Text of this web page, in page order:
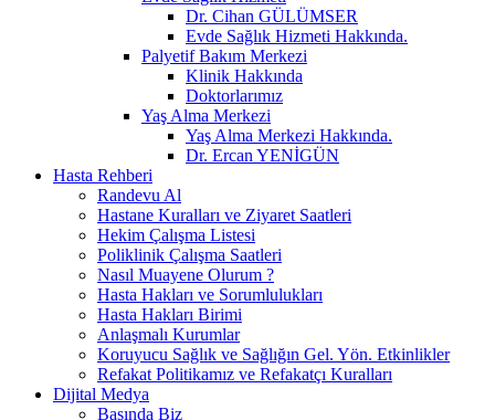
Dr. Cihan GÜLÜMSER
Evde Sağlık Hizmeti Hakkında.
Palyetif Bakım Merkezi
Klinik Hakkında
Doktorlarımız
Yaş Alma Merkezi
Yaş Alma Merkezi Hakkında.
Dr. Ercan YENİGÜN
Hasta Rehberi
Randevu Al
Hastane Kuralları ve Ziyaret Saatleri
Hekim Çalışma Listesi
Poliklinik Çalışma Saatleri
Nasıl Muayene Olurum ?
Hasta Hakları ve Sorumlulukları
Hasta Hakları Birimi
Anlaşmalı Kurumlar
Koruyucu Sağlık ve Sağlığın Gel. Yön. Etkinlikler
Refakat Politikamız ve Refakatçı Kuralları
Dijital Medya
Basında Biz